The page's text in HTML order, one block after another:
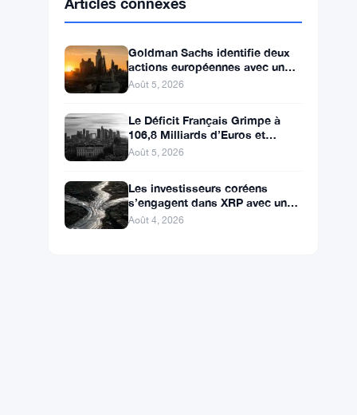
SolanaSOL $73.4642 ▼ -0.88%
XRPXRP $1.0446
Goldman Sachs identifie deux